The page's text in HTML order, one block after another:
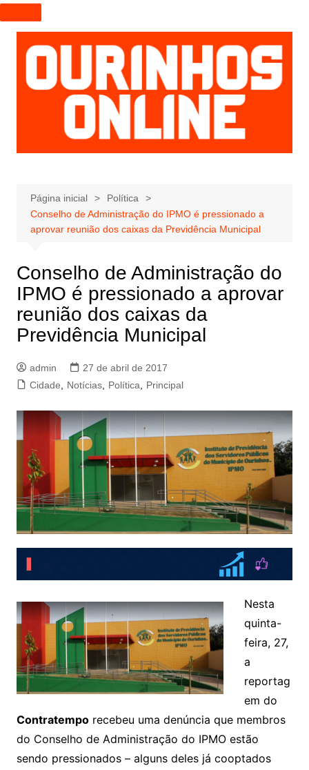
I
r
p
a
r
a
e
ú
d
Página inicial
Política
Conselho de Administração do IPMO é pressionado a
aprovar reunião dos caixas da Previdência Municipal
Conselho de Administração do
IPMO é pressionado a aprovar
reunião dos caixas da
Previdência Municipal
admin
27 de abril de 2017
Cidade
Notícias, Política Principal
Nesta
quinta-
feira, 27,
a
reportag
em do
Contratemporecebeu uma denúncia que membros
do Conselho de Administração do IPMO estão
sendo pressionados – alguns deles já cooptados